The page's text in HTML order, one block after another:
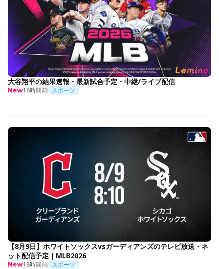
大谷翔平の結果速報・最新試合予定・中継/ライブ配信
New16時間前 スポーツ
【8月9日】ホワイトソックスvsガーディアンズのテレビ放送・ネ
ット配信予定｜MLB2026
New18時間前 スポーツ